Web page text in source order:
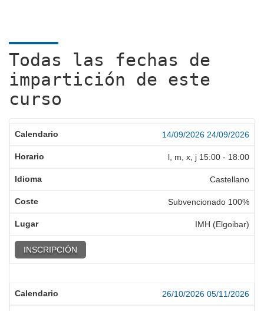
Todas las fechas de
impartición de este
curso
14/09/2026 24/09/2026
l, m, x, j 15:00 - 18:00
Castellano
Subvencionado 100%
IMH (Elgoibar)
INSCRIPCIÓN
26/10/2026 05/11/2026